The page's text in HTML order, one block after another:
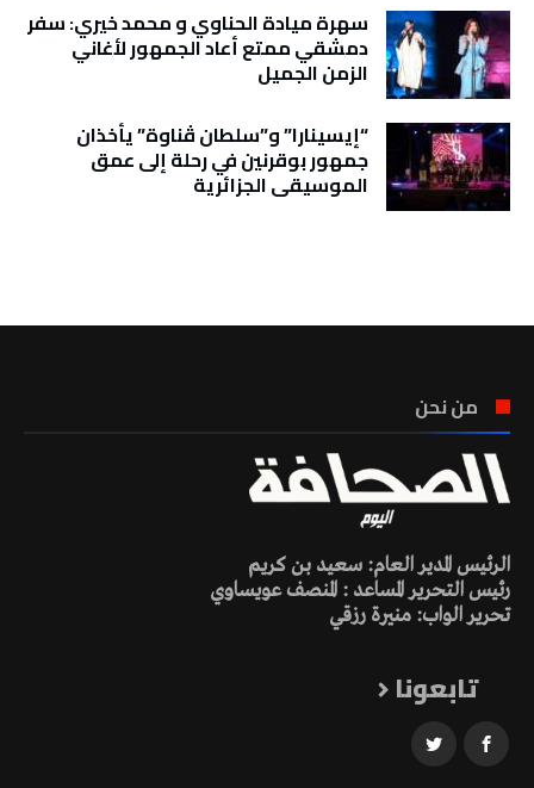
سهرة ميادة الحناوي و محمد خيري: سفر
دمشقي ممتع أعاد الجمهور لأغاني
الزمن الجميل
“إيسينارا” و”سلطان ڤناوة” يأخذان
جمهور بوقرنين في رحلة إلى عمق
الموسيقى الجزائرية
من نحن
الرئيس المدير العام: سعيد بن كريم
رئيس التحرير المساعد : المنصف عويساوي
تحرير الواب: منيرة رزقي
تابعونا